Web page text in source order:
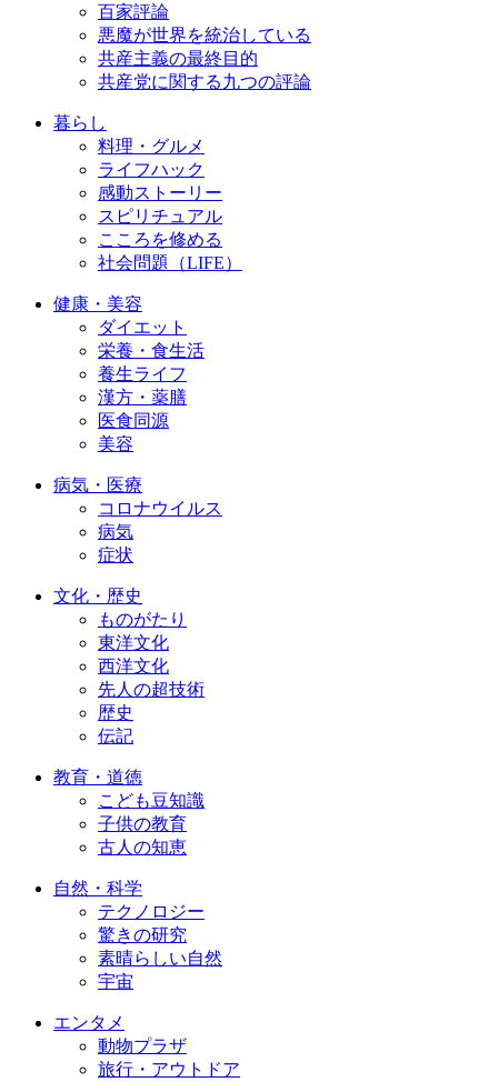
百家評論
悪魔が世界を統治している
共産主義の最終目的
共産党に関する九つの評論
暮らし
料理・グルメ
ライフハック
感動ストーリー
スピリチュアル
こころを修める
社会問題（LIFE）
健康・美容
ダイエット
栄養・食生活
養生ライフ
漢方・薬膳
医食同源
美容
病気・医療
コロナウイルス
病気
症状
文化・歴史
ものがたり
東洋文化
西洋文化
先人の超技術
歴史
伝記
教育・道徳
こども豆知識
子供の教育
古人の知恵
自然・科学
テクノロジー
驚きの研究
素晴らしい自然
宇宙
エンタメ
動物プラザ
旅行・アウトドア